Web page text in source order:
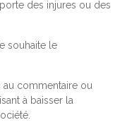
des injures ou des
souhaite le
au commentaire ou
à baisser la